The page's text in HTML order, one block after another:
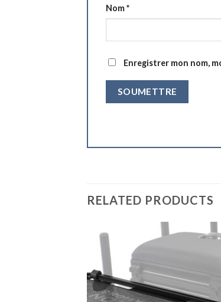
Nom*
Enregistrer mon nom,
RELATED PRODUCTS